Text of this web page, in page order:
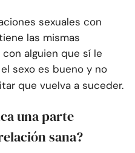
sexuales con
las mismas
alguien que sí le
sexo es bueno y no
que vuelva a suceder.
una parte
sana?